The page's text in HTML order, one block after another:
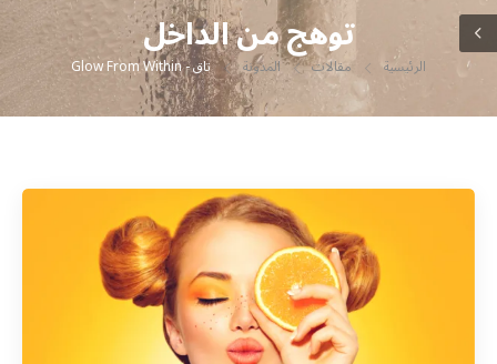
توهج من الداخل
الرئيسية مقالات المدونة تاق - Glow From Within